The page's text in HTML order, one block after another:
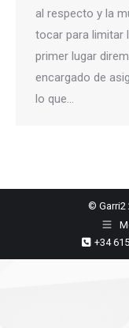
al respecto y la
tocar para limitar
primer lugar
encargado de
lo que…
© Garri2
+34